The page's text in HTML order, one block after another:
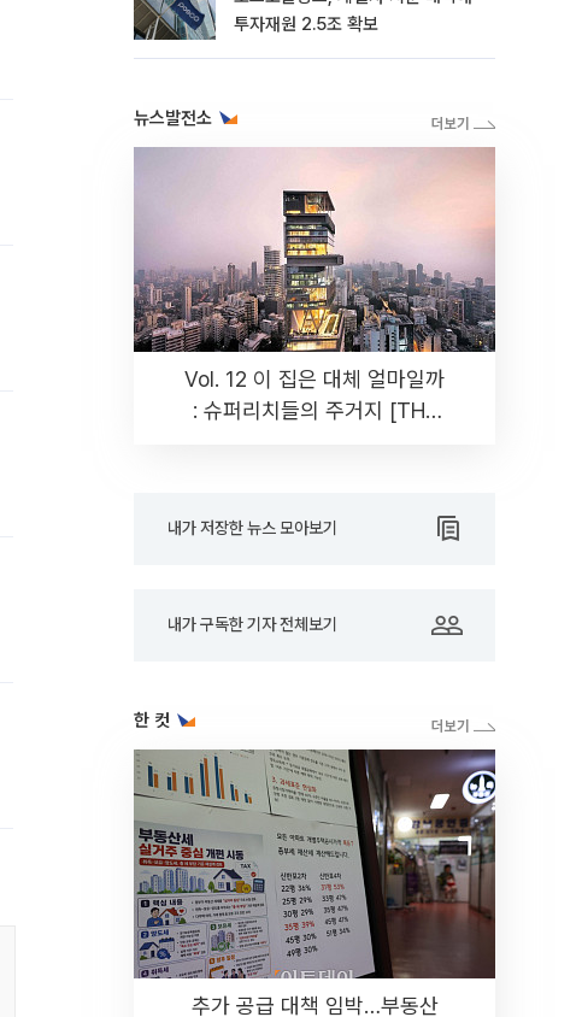
투자재원 2.5조 확보
뉴스발전소
Vol. 12 이 집은 대체 얼마일까
: 슈퍼리치들의 주거지 [THE
내가 저장한 뉴스 모아보기
내가 구독한 기자 전체보기
한 컷
추가 공급 대책 임박…부동산